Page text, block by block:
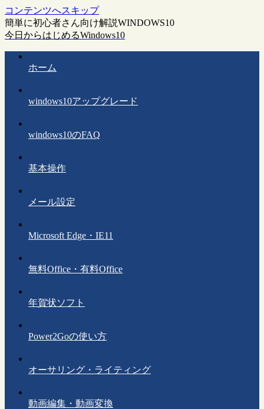
コンテンツへスキップ
簡単に初心者さん向け解説WINDOWS10
今日からはじめるWindows10
ホーム
windows10アップグレード
windows10のFAQ
基本操作
メール設定
Microsoft Edge・IE11
無料Office・有料Office
年賀状ソフト
Power2Goの使い方
オーサリング・ライティング
動画編集・動画変換